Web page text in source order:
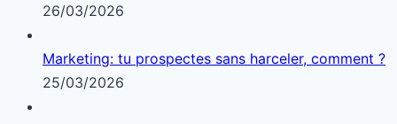
26/03/2026
Marketing: tu prospectes sans harceler, comment ?
25/03/2026